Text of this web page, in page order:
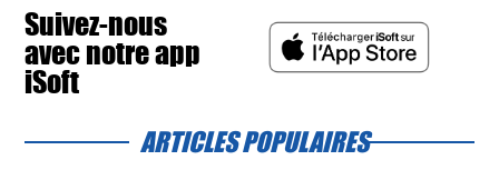
Suivez-nous
avec notre app
iSoft
ARTICLES POPULAIRES